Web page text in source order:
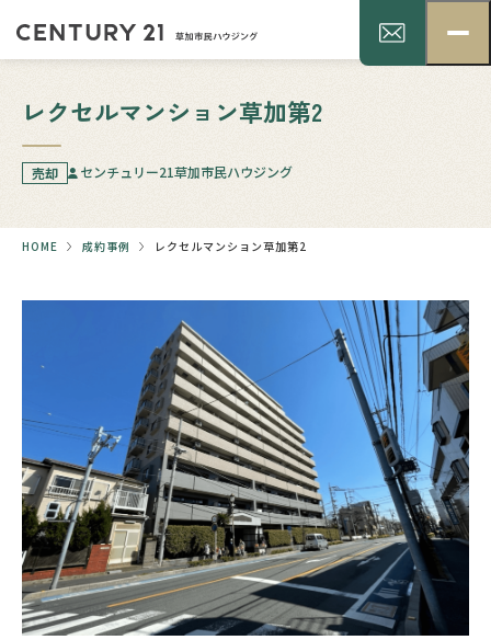
レクセルマンション草加第2
売却 センチュリー21草加市民ハウジング
HOME 成約事例 レクセルマンション草加第2